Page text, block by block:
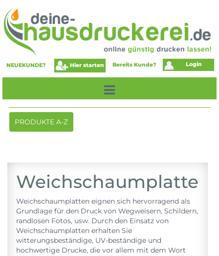
NEUEKUNDE? Hier starten Bereits Kunde? Login
Toggle
navigation
PRODUKTE A-Z
Weichschaumplatte
Weichschaumplatten eignen sich hervorragend als
Grundlage für den Druck von Wegweisern, Schildern,
randlosen Fotos, usw. Durch den Einsatz von
Weichschaumplatten erhalten Sie
witterungsbeständige, UV-beständige und
hochwertige Drucke, die vor allem mit dem Wort